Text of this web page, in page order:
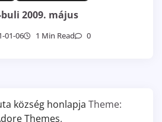
2009. május
01-06 1 Min Read 0
község honlapja Theme:
Themes.